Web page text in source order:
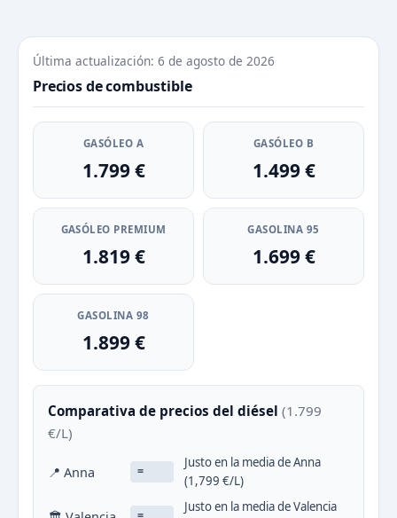
Última actualización: 6 de agosto de 2026
Precios de combustible
GASÓLEO A
1.799 €
GASÓLEO B
1.499 €
GASÓLEO PREMIUM
1.819 €
GASOLINA 95
1.699 €
GASOLINA 98
1.899 €
Comparativa de precios del diésel (1.799
€/L)
📍 Anna =
Justo en la media de Anna
(1,799 €/L)
Justo en la media de Valencia